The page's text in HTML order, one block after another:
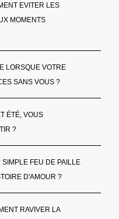
EVITER LES
MOMENTS
LORSQUE VOTRE
SANS VOUS ?
ÉTÉ, VOUS
?
FEU DE PAILLE
D'AMOUR ?
RAVIVER LA